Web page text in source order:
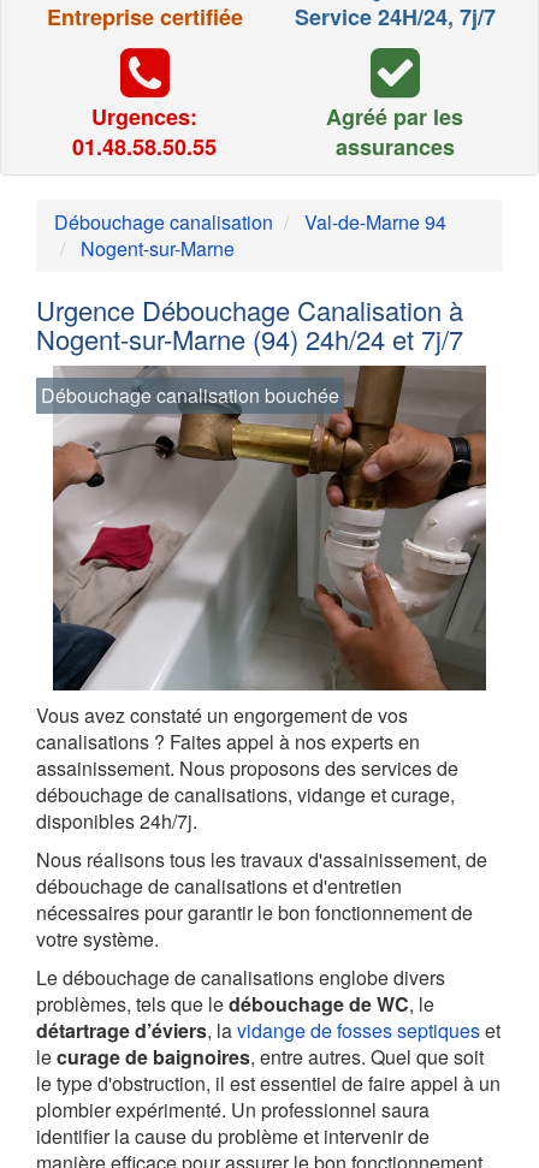
Entreprise certifiée Service 24H/24, 7j/7
Urgences:
01.48.58.50.55
Agréé par les
assurances
Débouchage canalisation
Val-de-Marne 94
Nogent-sur-Marne
Urgence Débouchage Canalisation à
Nogent-sur-Marne (94) 24h/24 et 7j/7
Débouchage canalisation bouchée
Vous avez constaté un engorgement de vos
canalisations ? Faites appel à nos experts en
assainissement. Nous proposons des services de
débouchage de canalisations, vidange et curage,
disponibles 24h/7j.
Nous réalisons tous les travaux d'assainissement, de
débouchage de canalisations et d'entretien
nécessaires pour garantir le bon fonctionnement de
votre système.
Le débouchage de canalisations englobe divers
problèmes, tels que ledébouchage de WC, le
détartrage d’éviers, lavidange de fosses septiqueset
lecurage de baignoires, entre autres. Quel que soit
le type d'obstruction, il est essentiel de faire appel à un
plombier expérimenté. Un professionnel saura
identifier la cause du problème et intervenir de